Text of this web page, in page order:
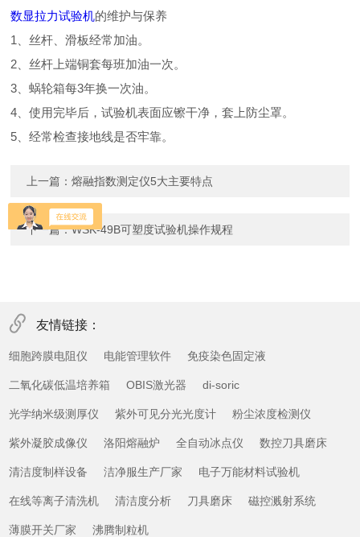
数显拉力试验机的维护与保养
1、丝杆、滑板经常加油。
2、丝杆上端铜套每班加油一次。
3、蜗轮箱每3年换一次油。
4、使用完毕后，试验机表面应镲干净，套上防尘罩。
5、经常检查接地线是否牢靠。
上一篇：熔融指数测定仪5大主要特点
下一篇：WSK-49B可塑度试验机操作规程
友情链接：
细胞跨膜电阻仪 电能管理软件 免疫染色固定液
二氧化碳低温培养箱 OBIS激光器 di-soric
光学纳米级测厚仪 紫外可见分光光度计 粉尘浓度检测仪
紫外凝胶成像仪 洛阳熔融炉 全自动冰点仪 数控刀具磨床
清洁度制样设备 洁净服生产厂家 电子万能材料试验机
在线等离子清洗机 清洁度分析 刀具磨床 磁控溅射系统
薄膜开关厂家 沸腾制粒机